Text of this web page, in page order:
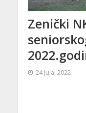
Zenički
24 Jula, 2022